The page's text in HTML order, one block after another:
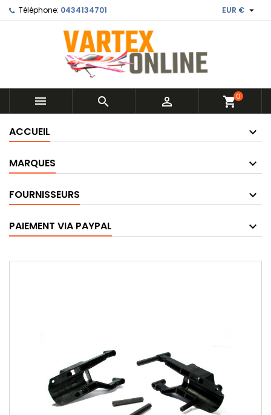
Téléphone: 0434134701 EUR € 
   shopping_cart0
ACCUEIL
MARQUES
FOURNISSEURS
PAIEMENT VIA PAYPAL